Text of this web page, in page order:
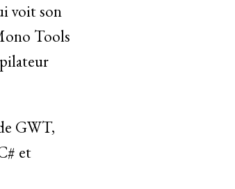
voit son
Tools
GWT,
et